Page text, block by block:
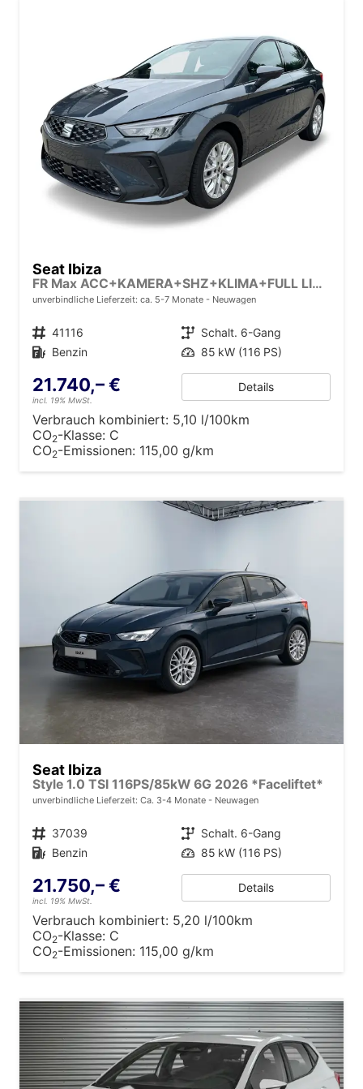
Seat Ibiza
FR Max ACC+KAMERA+SHZ+KLIMA+FULL LINK+PDC+LED+16" ALU+KESSY
unverbindliche Lieferzeit: ca. 5-7 Monate Neuwagen
Fahrzeugnr. 41116 Getriebe Schalt. 6-Gang
Kraftstoff Benzin Leistung 85 kW (116 PS)
21.740,– €
incl. 19% MwSt.
Details
Verbrauch kombiniert: 5,10 l/100km
CO2-Klasse: C
CO2-Emissionen: 115,00 g/km
Seat Ibiza
Style 1.0 TSI 116PS/85kW 6G 2026 *Faceliftet*
unverbindliche Lieferzeit: Ca. 3-4 Monate Neuwagen
Fahrzeugnr. 37039 Getriebe Schalt. 6-Gang
Kraftstoff Benzin Leistung 85 kW (116 PS)
21.750,– €
incl. 19% MwSt.
Details
Verbrauch kombiniert: 5,20 l/100km
CO2-Klasse: C
CO2-Emissionen: 115,00 g/km